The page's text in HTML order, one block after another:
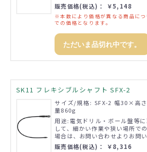
販売価格(税込)： ￥5,148
※本数により価格が異なる商品に
での価格となります。
ただいま品切れ中です。
SK11 フレキシブルシャフト SFX-2
サイズ/規格: SFX-2 幅30×高
量860g
用途:電気ドリル・ボール盤等
して、細かい作業や狭い場所で
場合は、お問い合わせよりお問
販売価格(税込)： ￥8,316